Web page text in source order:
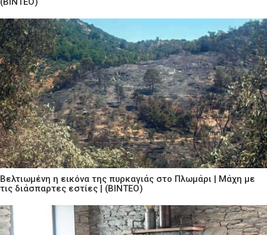
Βελτιωμένη η εικόνα της πυρκαγιάς στο Πλωμάρι | Μάχη με
τις διάσπαρτες εστίες | (ΒΙΝΤΕΟ)